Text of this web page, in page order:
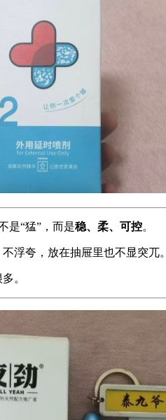
是“猛”，而是稳、柔、可控。
浮夸，放在抽屉里也不显突兀。
。